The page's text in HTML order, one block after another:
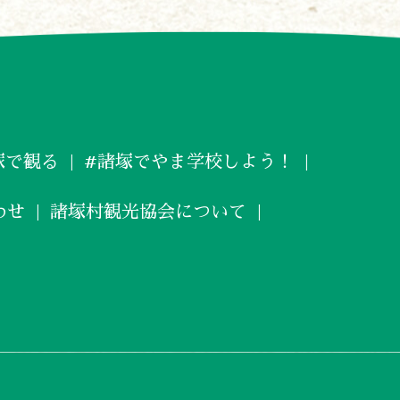
観る #諸塚でやま学校しよう！
せ 諸塚村観光協会について